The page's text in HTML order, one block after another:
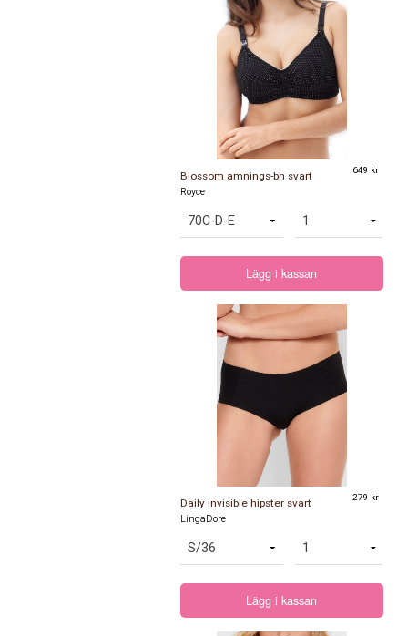
Blossom amnings-bh svart 649 kr
Royce
Lägg i kassan
Daily invisible hipster svart 279 kr
LingaDore
Lägg i kassan